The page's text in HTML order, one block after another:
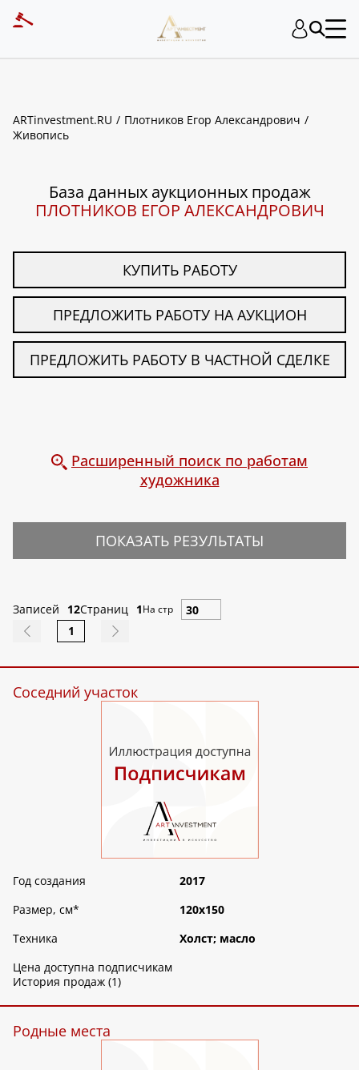
ARTinvestment.RU
Плотников Егор Александрович
Живопись
База данных аукционных продаж
ПЛОТНИКОВ ЕГОР АЛЕКСАНДРОВИЧ
КУПИТЬ РАБОТУ
ПРЕДЛОЖИТЬ РАБОТУ НА АУКЦИОН
ПРЕДЛОЖИТЬ РАБОТУ В ЧАСТНОЙ СДЕЛКЕ
Расширенный поиск по работам
художника
ПОКАЗАТЬ РЕЗУЛЬТАТЫ
Записей 12Страниц 1На стр
1
Соседний участок
Год создания
2017
Размер, см*
120х150
Техника
Холст; масло
Цена доступна подписчикам
История продаж (1)
Родные места